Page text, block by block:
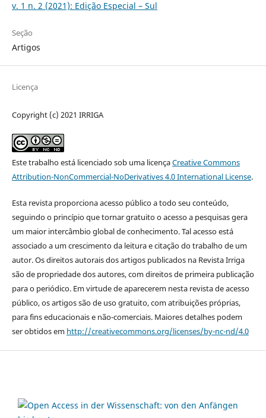
v. 1 n. 2 (2021): Edição Especial – Sul
Seção
Artigos
Licença
Copyright (c) 2021 IRRIGA
Este trabalho está licenciado sob uma licençaCreative Commons
Attribution-NonCommercial-NoDerivatives 4.0 International License.
Esta revista proporciona acesso público a todo seu conteúdo,
seguindo o princípio que tornar gratuito o acesso a pesquisas gera
um maior intercâmbio global de conhecimento. Tal acesso está
associado a um crescimento da leitura e citação do trabalho de um
autor. Os direitos autorais dos artigos publicados na Revista Irriga
são de propriedade dos autores, com direitos de primeira publicação
para o periódico. Em virtude de aparecerem nesta revista de acesso
público, os artigos são de uso gratuito, com atribuições próprias,
para fins educacionais e não-comerciais. Maiores detalhes podem
ser obtidos em http://creativecommons.org/licenses/by-nc-nd/4.0